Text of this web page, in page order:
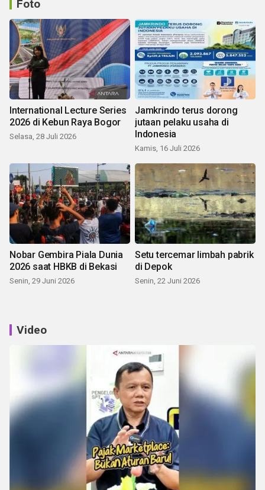
Foto
International Lecture Series
2026 di Kebun Raya Bogor
Selasa, 28 Juli 2026
Jamkrindo terus dorong
jutaan pelaku usaha di
Indonesia
Kamis, 16 Juli 2026
Nobar Gembira Piala Dunia
2026 saat HBKB di Bekasi
Senin, 29 Juni 2026
Setu tercemar limbah pabrik
di Depok
Senin, 22 Juni 2026
Video